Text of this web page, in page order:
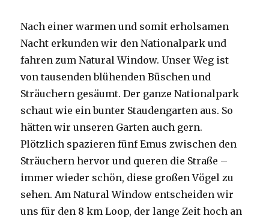
Nach einer warmen und somit erholsamen
Nacht erkunden wir den Nationalpark und
fahren zum Natural Window. Unser Weg ist
von tausenden blühenden Büschen und
Sträuchern gesäumt. Der ganze Nationalpark
schaut wie ein bunter Staudengarten aus. So
hätten wir unseren Garten auch gern.
Plötzlich spazieren fünf Emus zwischen den
Sträuchern hervor und queren die Straße –
immer wieder schön, diese großen Vögel zu
sehen. Am Natural Window entscheiden wir
uns für den 8 km Loop, der lange Zeit hoch an